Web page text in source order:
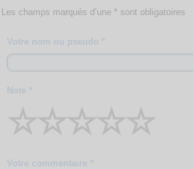
Les champs marqués d’une * sont obligatoires
Votre nom ou pseudo *
Note *
☆
☆
☆
☆
☆
Votre commentaire *